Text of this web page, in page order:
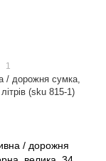
1
/ дорожня сумка,
(sku 815-1)